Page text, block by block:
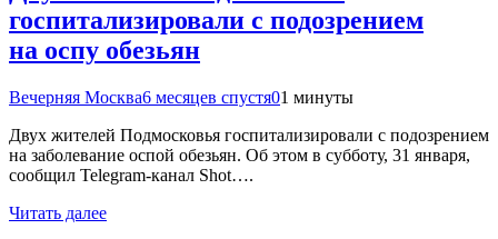
госпитализировали с подозрением
на оспу обезьян
Вечерняя Москва6 месяцев спустя01 минуты
Двух жителей Подмосковья госпитализировали с подозрением
на заболевание оспой обезьян. Об этом в субботу, 31 января,
сообщил Telegram-канал Shot….
Читать далее